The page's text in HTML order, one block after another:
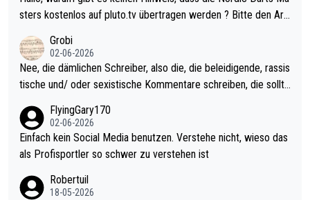
sters erstmal nichts. Ich denke sie wollen damit für nächstes J
ohl wenig WDF Turniere spielen. Dies war bei Archie Self letzt
es Jahr der Fall. Er musste als amtierender Weltmeister durch
den Qualifier und ich glaube kaum, dass Mitchel sich das (in Ve
el hat.
sters kostenlos auf pluto.tv übertragen werden ? Bitte den Arti
Grobi
02-06-2026
Nee, die dämlichen Schreiber, also die, die beleidigende, rassis
tische und/ oder sexistische Kommentare schreiben, die sollte
s Leben in den Griff kriegen. Nur eins wundert mich: Luke Little
r war doch neulich erst derjenige, der über Social Media GvV p
rovoziert hat. Und Littlers Mutter schießt öfters mal gegen Ric
FlyingGary170
02-06-2026
Einfach kein Social Media benutzen. Verstehe nicht, wieso das
als Profisportler so schwer zu verstehen ist
Robertuil
18-05-2026